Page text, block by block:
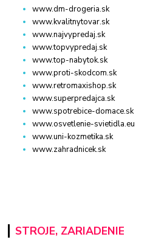
www.dm-drogeria.sk
www.kvalitnytovar.sk
www.najvypredaj.sk
www.topvypredaj.sk
www.top-nabytok.sk
www.proti-skodcom.sk
www.retromaxishop.sk
www.superpredajca.sk
www.spotrebice-domace.sk
www.osvetlenie-svietidla.eu
www.uni-kozmetika.sk
www.zahradnicek.sk
STROJE, ZARIADENIE